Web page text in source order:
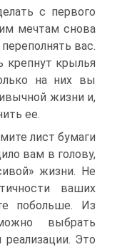
с первого
мечтам снова
вас.
крепнут крылья
на них вы
жизни и,
ее.
лист бумаги
вам в голову,
жизни. Не
ваших
побольше. Из
выбрать
Это